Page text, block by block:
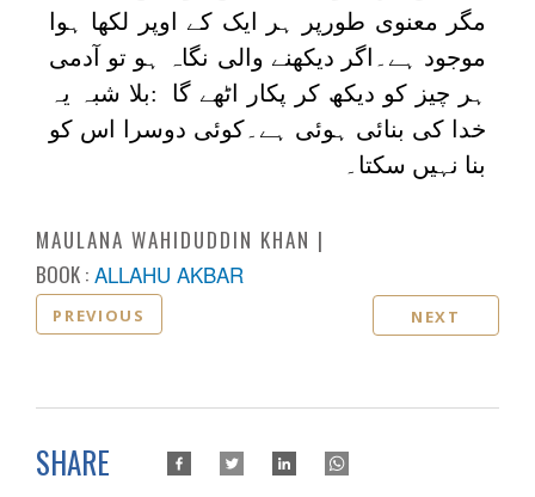
مگر معنوی طورپر ہر ایک کے اوپر لکھا ہوا
موجود ہے۔اگر دیکھنے والی نگاہ ہو تو آدمی
ہر چیز کو دیکھ کر پکار اٹھے گا
:بلا شبہ یہ
خدا کی بنائی ہوئی ہے۔کوئی دوسرا اس کو
بنا نہیں سکتا۔
MAULANA WAHIDUDDIN KHAN
BOOK : ALLAHU AKBAR
PREVIOUS NEXT
SHARE